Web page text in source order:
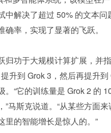
中解决了超过 50% 的文本问
率，实现了显著的飞跃。
归功于大规模计算扩展，并
升到 Grok 3，然后再提升到
。“它的训练量是 Grok 2 的
”马斯克说道。“从某些方面
里的智能增长是惊人的。”